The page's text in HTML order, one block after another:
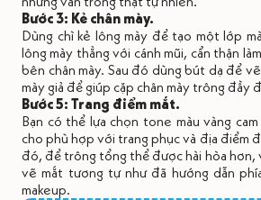
Bước 3: Kẻ chân mày.
Dùng chì kẻ lông mày để tạo một lớp
lông mày thẳng với cánh mũi, cẩn thận
bên chân mày. Sau đó dùng bút dạ để
mày giả để giúp cặp chân mày trông đầy
Bước 5: Trang điểm mắt.
Bạn có thể lựa chọn tone màu vàng
cho phù hợp với trang phục và địa điểm
đó, để trông tổng thể được hài hòa hơn,
vẽ mắt tương tự như đã hướng dẫn
makeup.